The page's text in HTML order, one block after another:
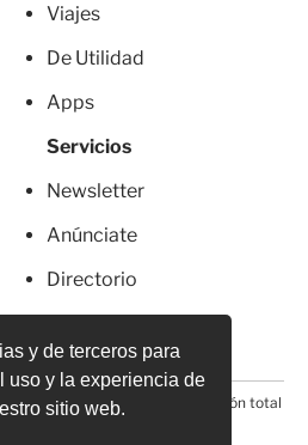
y de terceros para
uso y la experiencia de
sitio web.
Viajes
De Utilidad
Apps
Servicios
Newsletter
Anúnciate
Directorio
Prohibida la reproducción total
cualquier medio electrónico*